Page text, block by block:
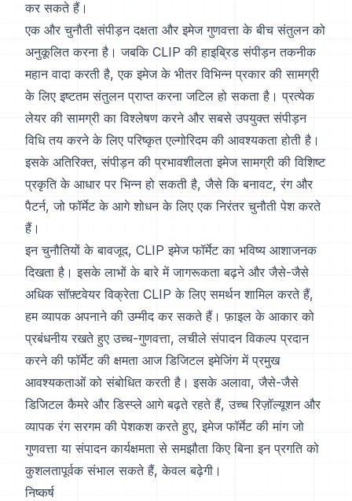
कर सकते हैं।
एक और चुनौती संपीड़न दक्षता और इमेज गुणवत्ता के बीच संतुलन को
अनुकूलित करना है। जबकि CLIP की हाइब्रिड संपीड़न तकनीक
महान वादा करती है, एक इमेज के भीतर विभिन्न प्रकार की सामग्री
के लिए इष्टतम संतुलन प्राप्त करना जटिल हो सकता है। प्रत्येक
लेयर की सामग्री का विश्लेषण करने और सबसे उपयुक्त संपीड़न
विधि तय करने के लिए परिष्कृत एल्गोरिदम की आवश्यकता होती है।
इसके अतिरिक्त, संपीड़न की प्रभावशीलता इमेज सामग्री की विशिष्ट
प्रकृति के आधार पर भिन्न हो सकती है, जैसे कि बनावट, रंग और
पैटर्न, जो फॉर्मेट के आगे शोधन के लिए एक निरंतर चुनौती पेश करते
हैं।
इन चुनौतियों के बावजूद, CLIP इमेज फॉर्मेट का भविष्य आशाजनक
दिखता है। इसके लाभों के बारे में जागरूकता बढ़ने और जैसे-जैसे
अधिक सॉफ़्टवेयर विक्रेता CLIP के लिए समर्थन शामिल करते हैं,
हम व्यापक अपनाने की उम्मीद कर सकते हैं। फ़ाइल के आकार को
प्रबंधनीय रखते हुए उच्च-गुणवत्ता, लचीले संपादन विकल्प प्रदान
करने की फॉर्मेट की क्षमता आज डिजिटल इमेजिंग में प्रमुख
आवश्यकताओं को संबोधित करती है। इसके अलावा, जैसे-जैसे
डिजिटल कैमरे और डिस्प्ले आगे बढ़ते रहते हैं, उच्च रिज़ॉल्यूशन और
व्यापक रंग सरगम की पेशकश करते हुए, इमेज फॉर्मेट की मांग जो
गुणवत्ता या संपादन कार्यक्षमता से समझौता किए बिना इन प्रगति को
कुशलतापूर्वक संभाल सकते हैं, केवल बढ़ेगी।
निष्कर्ष